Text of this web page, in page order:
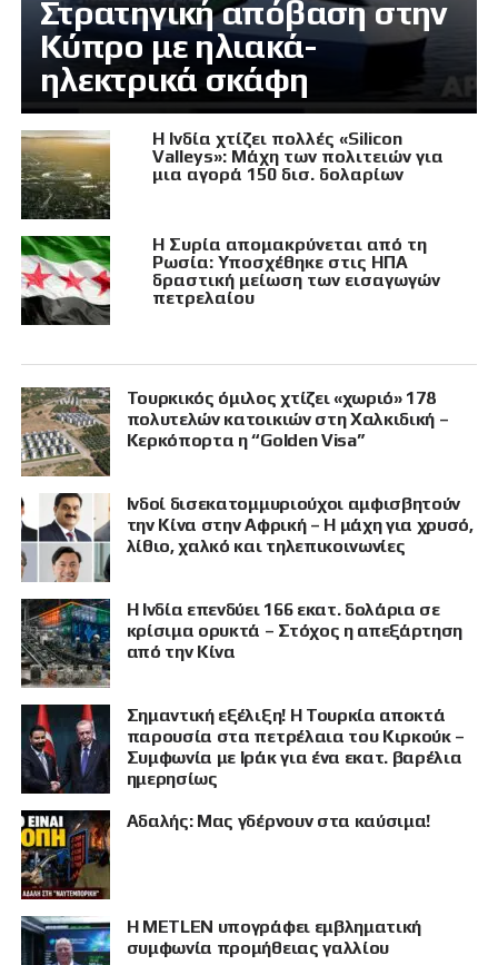
Στρατηγική απόβαση στην
Κύπρο με ηλιακά-
ηλεκτρικά σκάφη
Η Ινδία χτίζει πολλές «Silicon
Valleys»: Μάχη των πολιτειών για
μια αγορά 150 δισ. δολαρίων
Η Συρία απομακρύνεται από τη
Ρωσία: Υποσχέθηκε στις ΗΠΑ
δραστική μείωση των εισαγωγών
πετρελαίου
Τουρκικός όμιλος χτίζει «χωριό» 178
πολυτελών κατοικιών στη Χαλκιδική –
Κερκόπορτα η “Golden Visa”
Ινδοί δισεκατομμυριούχοι αμφισβητούν
την Κίνα στην Αφρική – Η μάχη για χρυσό,
λίθιο, χαλκό και τηλεπικοινωνίες
Η Ινδία επενδύει 166 εκατ. δολάρια σε
κρίσιμα ορυκτά – Στόχος η απεξάρτηση
από την Κίνα
Σημαντική εξέλιξη! Η Τουρκία αποκτά
παρουσία στα πετρέλαια του Κιρκούκ –
Συμφωνία με Ιράκ για ένα εκατ. βαρέλια
ημερησίως
Αδαλής: Μας γδέρνουν στα καύσιμα!
Η METLEN υπογράφει εμβληματική
συμφωνία προμήθειας γαλλίου